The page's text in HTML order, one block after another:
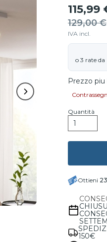
115,99
129,00 €
IVA incl.
Prezzo
Quantità
Ottieni 23
150€